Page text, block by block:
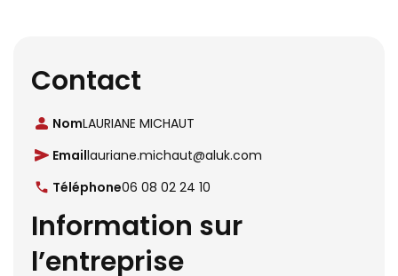
Contact
NomLAURIANE MICHAUT
Emaillauriane.michaut@aluk.com
Téléphone06 08 02 24 10
Information sur
l’entreprise